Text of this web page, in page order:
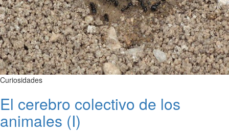
Curiosidades
El cerebro colectivo de los
animales (I)